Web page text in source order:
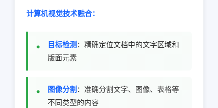
计算机视觉技术融合：
目标检测 ：精确定位文档中的文字区域和
版面元素
图像分割 ：准确分割文字、图像、表格等
不同类型的内容